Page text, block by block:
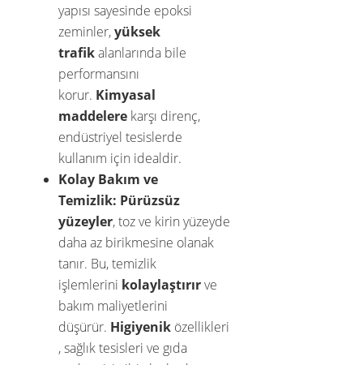
yapısı sayesinde epoksi
zeminler,yüksek
trafikalanlarında bile
performansını
korur. Kimyasal
maddelere karşı direnç,
endüstriyel tesislerde
kullanım için idealdir.
Kolay Bakım ve
Temizlik: Pürüzsüz
yüzeyler, toz ve kirin yüzeyde
daha az birikmesine olanak
tanır. Bu, temizlik
işlemlerini kolaylaştırırve
bakım maliyetlerini
düşürür. Higiyenik özellikleri
, sağlık tesisleri ve gıda